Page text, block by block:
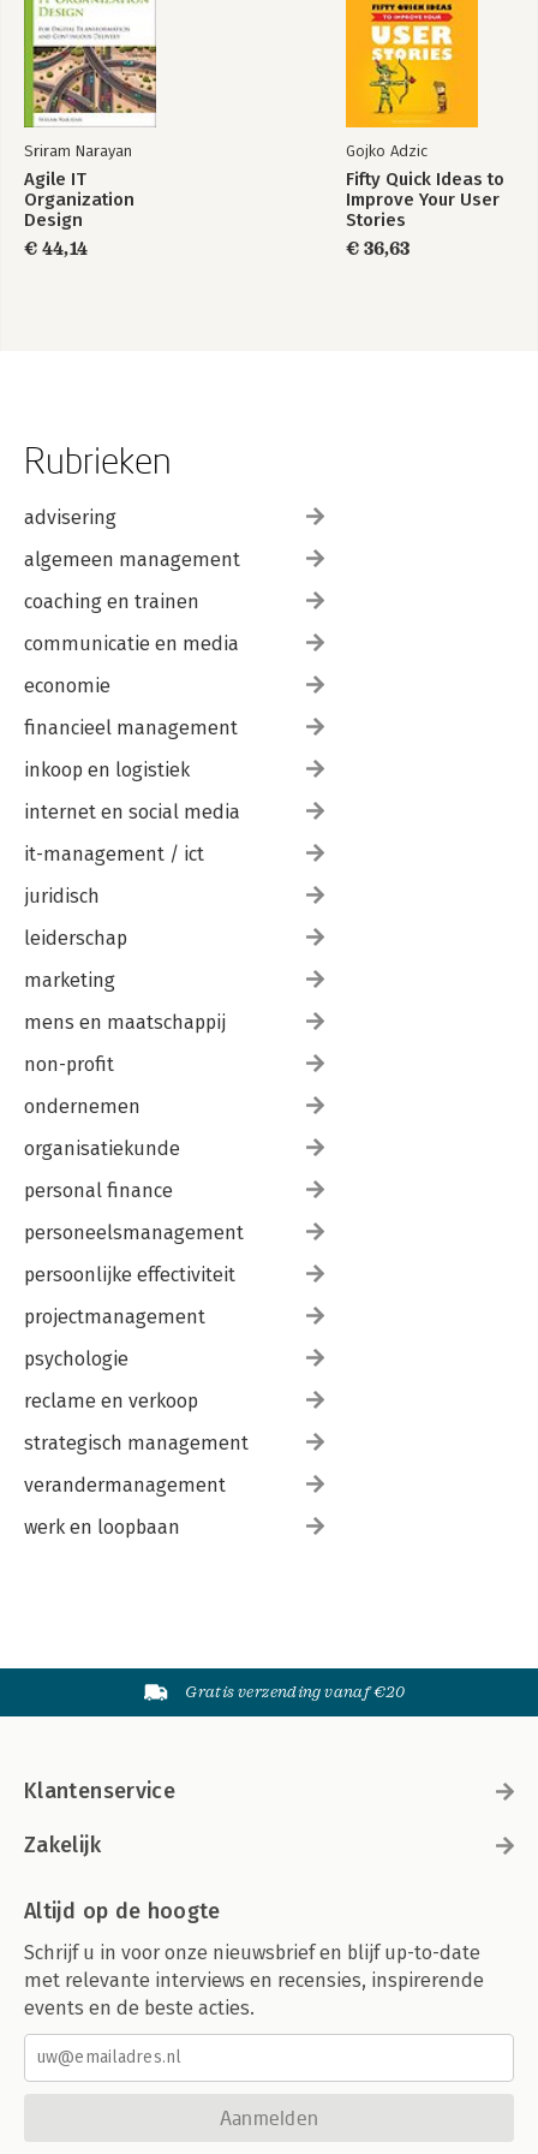
Sriram Narayan
Agile IT
Organization
Design
€ 44,14
Gojko Adzic
Fifty Quick Ideas to
Improve Your User
Stories
€ 36,63
Rubrieken
advisering
algemeen management
coaching en trainen
communicatie en media
economie
financieel management
inkoop en logistiek
internet en social media
it-management / ict
juridisch
leiderschap
marketing
mens en maatschappij
non-profit
ondernemen
organisatiekunde
personal finance
personeelsmanagement
persoonlijke effectiviteit
projectmanagement
psychologie
reclame en verkoop
strategisch management
verandermanagement
werk en loopbaan
Gratis verzending vanaf €20
Klantenservice
Zakelijk
Altijd op de hoogte
Schrijf u in voor onze nieuwsbrief en blijf up-to-date
met relevante interviews en recensies, inspirerende
events en de beste acties.
Aanmelden